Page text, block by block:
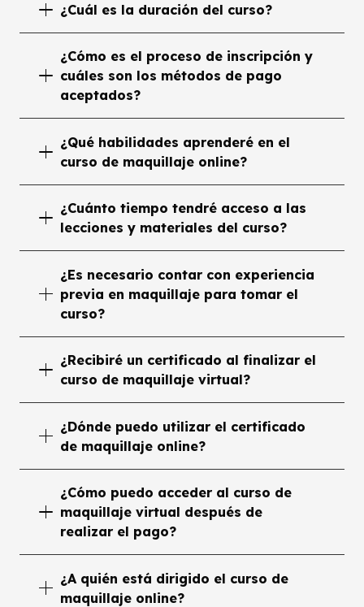
¿Cuál es la duración del curso?
¿Cómo es el proceso de inscripción y
cuáles son los métodos de pago
aceptados?
¿Qué habilidades aprenderé en el
curso de maquillaje online?
¿Cuánto tiempo tendré acceso a las
lecciones y materiales del curso?
¿Es necesario contar con experiencia
previa en maquillaje para tomar el
curso?
¿Recibiré un certificado al finalizar el
curso de maquillaje virtual?
¿Dónde puedo utilizar el certificado
de maquillaje online?
¿Cómo puedo acceder al curso de
maquillaje virtual después de
realizar el pago?
¿A quién está dirigido el curso de
maquillaje online?